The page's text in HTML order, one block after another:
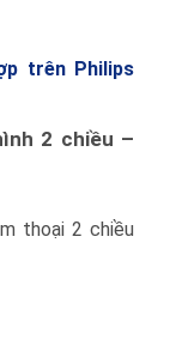
trên Philips
2 chiều –
thoại 2 chiều
khóa cực